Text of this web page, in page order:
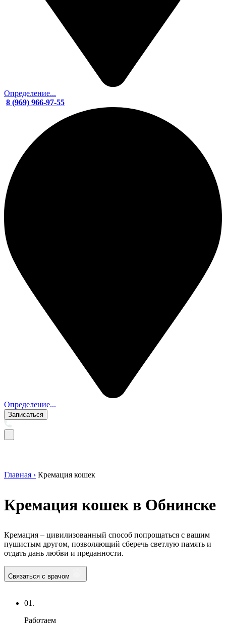
Определение...
8 (969) 966-97-55
Определение...
Записаться
Главная › Кремация кошек
Кремация кошек в Обнинске
Кремация – цивилизованный способ попрощаться с вашим
пушистым другом, позволяющий сберечь светлую память и
отдать дань любви и преданности.
Связаться с врачом
01.
Работаем